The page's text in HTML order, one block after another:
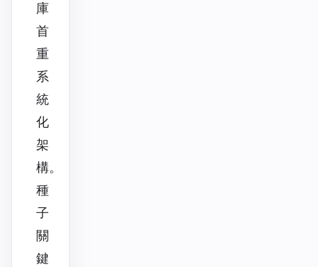
庫
首
重
系
統
化
架
構。
種
子
關
鍵